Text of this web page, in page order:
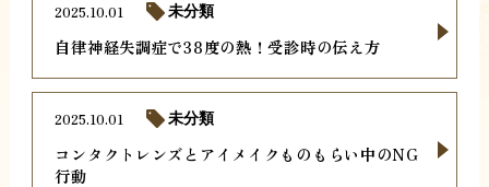
自律神経失調症で38度の熱！受診時の伝え方
2025.10.01 未分類
コンタクトレンズとアイメイクものもらい中のNG
行動
2025.10.01 未分類